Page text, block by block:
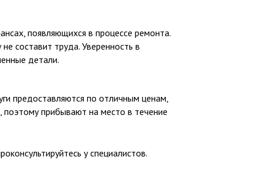
появляющихся в процессе ремонта.
составит труда. Уверенность в
детали.
предоставляются по отличным ценам,
прибывают на место в течение
у специалистов.